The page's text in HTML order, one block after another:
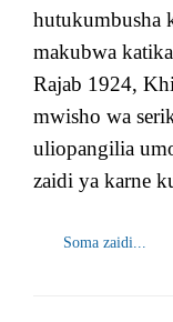
hutukumbusha
makubwa
Rajab 1924,
mwisho wa
uliopangilia
zaidi ya karne
Soma zaidi...